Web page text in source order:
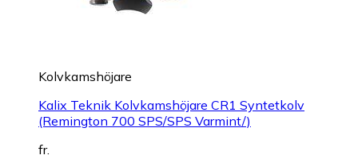
Kolvkamshöjare
Kalix Teknik Kolvkamshöjare CR1 Syntetkolv
(Remington 700 SPS/SPS Varmint/)
fr.